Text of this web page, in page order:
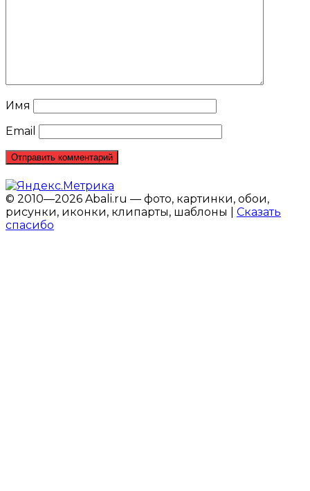
Имя
Email
© 2010—2026 Abali.ru — фото, картинки, обои,
рисунки, иконки, клипарты, шаблоны | Сказать
спасибо